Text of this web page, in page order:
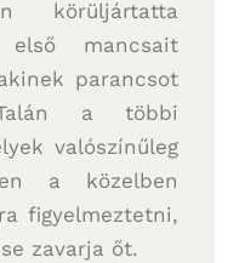
körüljártatta
mancsait
parancsot
a többi
valószínűleg
a közelben
figyelmeztetni,
zavarja őt.